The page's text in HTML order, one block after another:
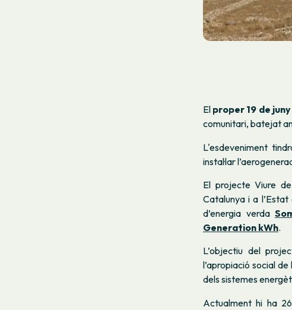
El proper 19 de juny
comunitari, batejat
L'esdeveniment
instal·lar
El projecte Viure
Catalunya i a
d’energia verda
Generation kWh.
L’objectiu del
l’apropiació social
dels sistemes
Actualment hi ha